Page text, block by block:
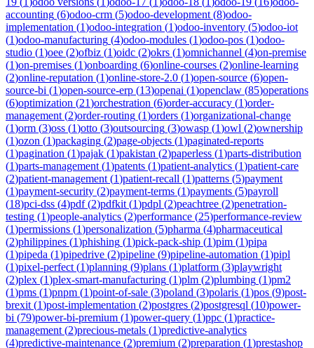
accounting (6)odoo-crm (5)odoo-development (8)odoo-
implementation (1)odoo-integration (1)odoo-inventory (5)odoo-iot
(1)odoo-manufacturing (4)odoo-modules (1)odoo-pos (1)odoo-
studio (1)oee (2)ofbiz (1)oidc (2)okrs (1)omnichannel (4)on-premise
(1)on-premises (1)onboarding (6)online-courses (2)online-learning
(2)online-reputation (1)online-store-2.0 (1)open-source (6)open-
source-bi (1)open-source-erp (13)openai (1)openclaw (85)operations
(6)optimization (21)orchestration (6)order-accuracy (1)order-
management (2)order-routing (1)orders (1)organizational-change
(1)orm (3)oss (1)otto (3)outsourcing (3)owasp (1)owl (2)ownership
(1)ozon (1)packaging (2)page-objects (1)paginated-reports
(1)pagination (1)pajak (1)pakistan (2)paperless (1)parts-distribution
(1)parts-management (1)patents (1)patient-analytics (1)patient-care
(2)patient-management (1)patient-recall (1)patterns (5)payment
(1)payment-security (2)payment-terms (1)payments (5)payroll
(18)pci-dss (4)pdf(2)pdfkit (1)pdpl (2)peachtree (2)penetration-
testing (1)people-analytics (2)performance (25)performance-review
(1)permissions (1)personalization (5)pharma (4)pharmaceutical
(2)philippines (1)phishing (1)pick-pack-ship (1)pim (1)pipa
(1)pipeda (1)pipedrive (2)pipeline (9)pipeline-automation (1)pipl
(1)pixel-perfect (1)planning (9)plans (1)platform (3)playwright
(2)plex (1)plex-smart-manufacturing (1)plm (2)plumbing (1)pm2
(1)pms (1)pnpm (1)point-of-sale (3)poland (3)polaris (1)pos (9)post-
brexit (1)post-implementation (2)postgres (2)postgresql (10)power-
bi (79)power-bi-premium (1)power-query (1)ppc (1)practice-
management (2)precious-metals (1)predictive-analytics
(4)predictive-maintenance (2)premium (2)preparation (1)prestashop